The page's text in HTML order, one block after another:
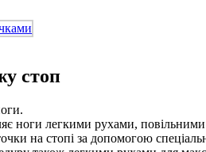
стоп
ноги легкими рухами,
на стопі за допомогою